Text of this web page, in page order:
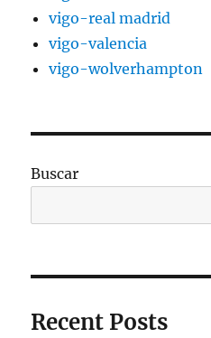
vigo-real madrid
vigo-valencia
vigo-wolverhampton
Buscar
Recent Posts